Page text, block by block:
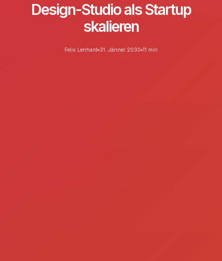
Design-Studio als Startup
skalieren
Felix Lenhard 31. Jänner 2030 11 min